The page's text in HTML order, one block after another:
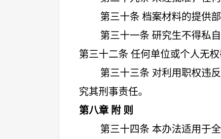
第三十条 档案材料的提供
第三十一条 研究生不得私
第三十二条 任何单位或个人无
第三十三条 对利用职权违
究其刑事责任。
第八章 附 则
第三十四条 本办法适用于